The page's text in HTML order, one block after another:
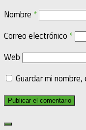
Nombre *
Correo electrónico *
Web
Guardar mi